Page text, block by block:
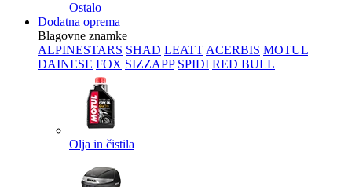
Ostalo
Dodatna oprema
Blagovne znamke
ALPINESTARS SHAD LEATT ACERBIS MOTUL
DAINESE FOX SIZZAPP SPIDI RED BULL
Olja in čistila